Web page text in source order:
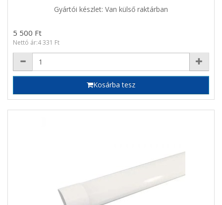
Gyártói készlet: Van külső raktárban
5 500 Ft
Nettó ár:4 331 Ft
Kosárba tesz